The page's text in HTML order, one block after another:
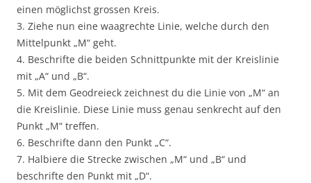
einen möglichst grossen Kreis.
3. Ziehe nun eine waagrechte Linie, welche durch den
Mittelpunkt „M“ geht.
4. Beschrifte die beiden Schnittpunkte mit der Kreislinie
mit „A“ und „B“.
5. Mit dem Geodreieck zeichnest du die Linie von „M“ an
die Kreislinie. Diese Linie muss genau senkrecht auf den
Punkt „M“ treffen.
6. Beschrifte dann den Punkt „C“.
7. Halbiere die Strecke zwischen „M“ und „B“ und
beschrifte den Punkt mit „D“.